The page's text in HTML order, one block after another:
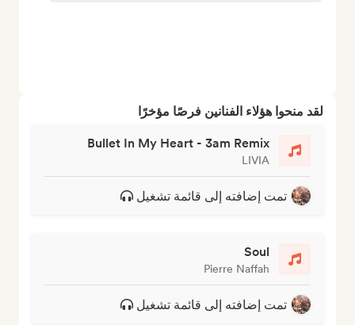
لقد منحوا هؤلاء الفنانين فرصًا مؤخرًا
Bullet In My Heart - 3am Remix
LIVIA
تمت إضافته إلى قائمة تشغيل
Soul
Pierre Naffah
تمت إضافته إلى قائمة تشغيل